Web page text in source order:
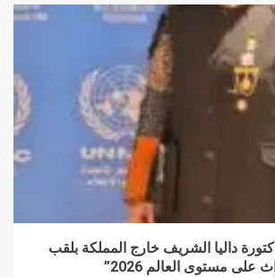
داليا الشريف خارج المملكة بلقب
على مستوى العالم 2026”